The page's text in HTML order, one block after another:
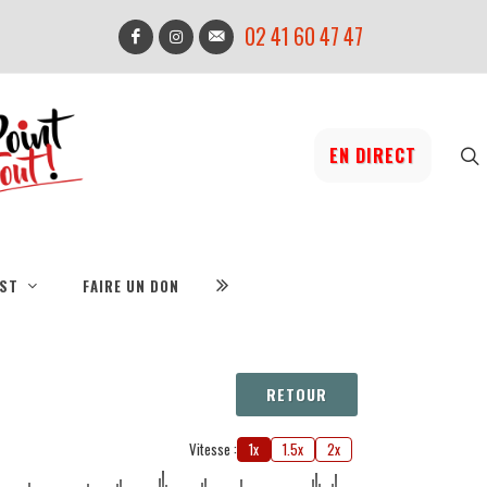
02 41 60 47 47
EN DIRECT
FAIRE UN DON
RETOUR
Vitesse : 1x 1.5x 2x